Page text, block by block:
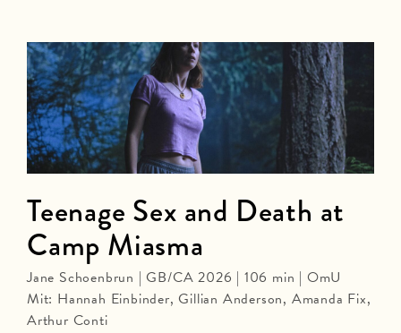
Teenage Sex and Death at
Camp Miasma
Jane Schoenbrun | GB/CA 2026 | 106 min | OmU
Mit: Hannah Einbinder, Gillian Anderson, Amanda Fix,
Arthur Conti